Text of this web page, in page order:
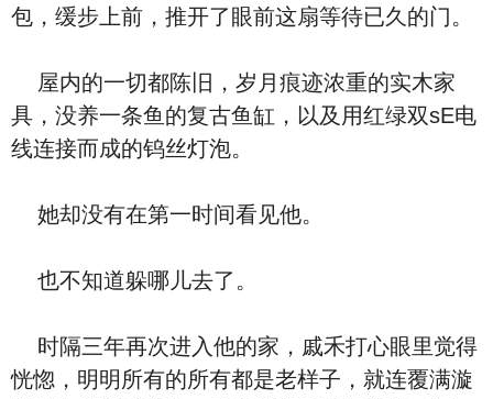
包，缓步上前，推开了眼前这扇等待已久的门。
屋内的一切都陈旧，岁月痕迹浓重的实木家
具，没养一条鱼的复古鱼缸，以及用红绿双sE电
线连接而成的钨丝灯泡。
她却没有在第一时间看见他。
也不知道躲哪儿去了。
时隔三年再次进入他的家，戚禾打心眼里觉得
恍惚，明明所有的所有都是老样子，就连覆满漩